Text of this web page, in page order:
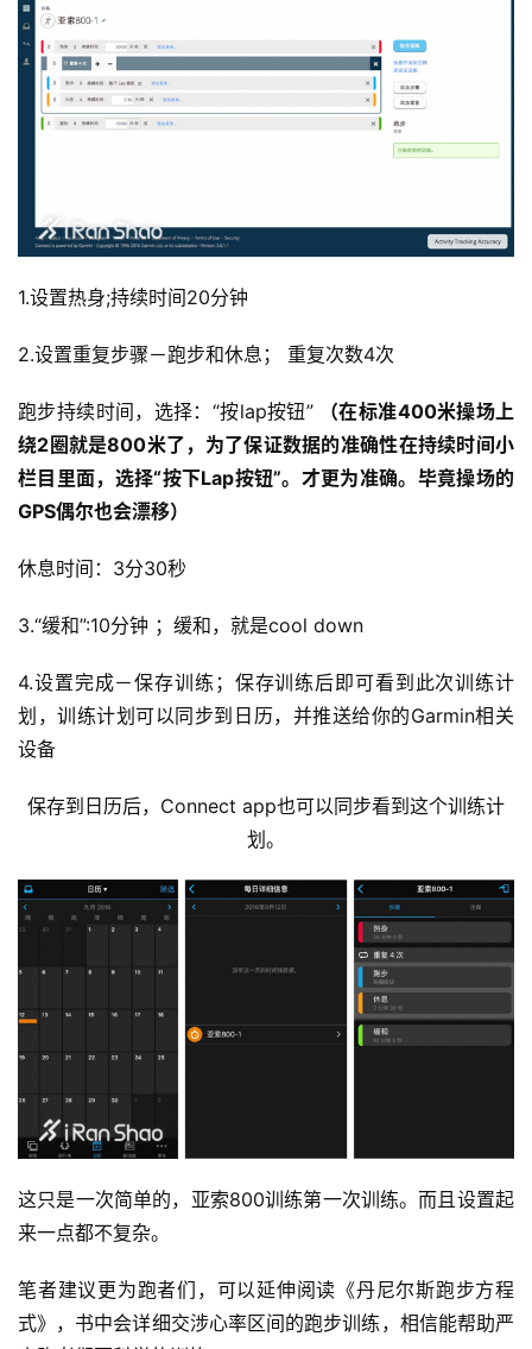
练
频
精
动
1.设置热身;持续时间20分钟
2.设置重复步骤－跑步和休息； 重复次数4次
跑步持续时间，选择：“按lap按钮” （在标准400米操场上
绕2圈就是800米了，为了保证数据的准确性在持续时间小
栏目里面，选择“按下Lap按钮”。才更为准确。毕竟操场的
GPS偶尔也会漂移）
休息时间：3分30秒
3.“缓和”:10分钟 ；缓和，就是cool down
4.设置完成－保存训练；保存训练后即可看到此次训练计
划，训练计划可以同步到日历，并推送给你的Garmin相关
设备
保存到日历后，Connect app也可以同步看到这个训练计
划。
这只是一次简单的，亚索800训练第一次训练。而且设置起
来一点都不复杂。
笔者建议更为跑者们，可以延伸阅读《丹尼尔斯跑步方程
式》，书中会详细交涉心率区间的跑步训练，相信能帮助严